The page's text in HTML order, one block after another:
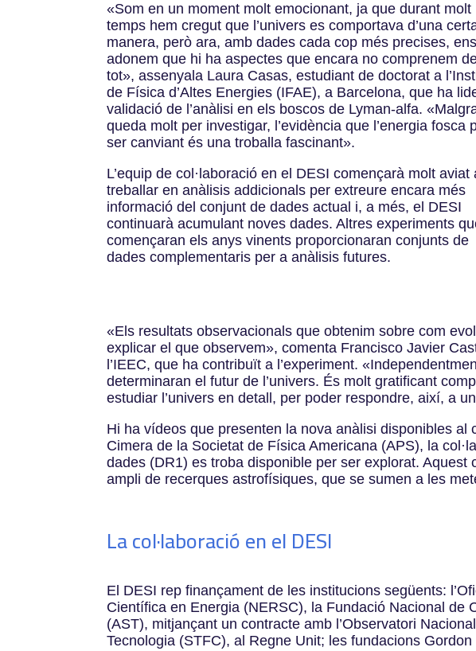
«Som en un moment molt emocionant, ja que durant molt
temps hem cregut que l’univers es comportava d’una
manera, però ara, amb dades cada cop més precises, ens
adonem que hi ha aspectes que encara no comprenem
tot», assenyala Laura Casas, estudiant de doctorat a
de Física d’Altes Energies (IFAE), a Barcelona, que ha
validació de l’anàlisi en els boscos de Lyman-alfa.
queda molt per investigar, l’evidència que l’energia fosca
ser canviant és una troballa fascinant».
L’equip de col·laboració en el DESI començarà molt aviat
treballar en anàlisis addicionals per extreure encara més
informació del conjunt de dades actual i, a més, el DESI
continuarà acumulant noves dades. Altres experiments
començaran els anys vinents proporcionaran conjunts de
dades complementaris per a anàlisis futures.
«Els resultats observacionals que obtenim sobre com
explicar el que observem», comenta Francisco Javier
l’IEEC, que ha contribuït a l’experiment.
determinaran el futur de l’univers. És molt gratificant
estudiar l’univers en detall, per poder respondre, així, a
Hi ha vídeos que presenten la nova anàlisi disponibles
Cimera de la Societat de Física Americana (APS), la
dades (DR1) es troba disponible per ser explorat. Aquest
ampli de recerques astrofísiques, que se sumen a les
La col·laboració en el DESI
El DESI rep finançament de les institucions següents:
Científica en Energia (NERSC), la Fundació Nacional de
(AST), mitjançant un contracte amb l’Observatori
Tecnologia (STFC), al Regne Unit; les fundacions